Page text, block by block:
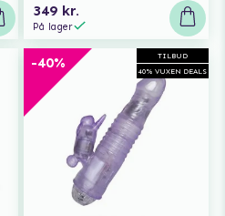
349 kr.
På lager
TILBUD
40% VUXEN DEALS
-40%